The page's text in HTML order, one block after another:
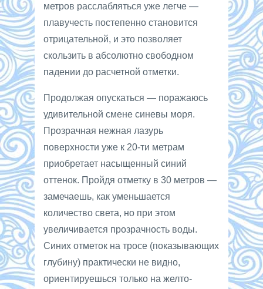
метров расслабляться уже легче —
плавучесть постепенно становится
отрицательной, и это позволяет
скользить в абсолютно свободном
падении до расчетной отметки.
Продолжая опускаться — поражаюсь
удивительной смене синевы моря.
Прозрачная нежная лазурь
поверхности уже к 20-ти метрам
приобретает насыщенный синий
оттенок. Пройдя отметку в 30 метров —
замечаешь, как уменьшается
количество света, но при этом
увеличивается прозрачность воды.
Синих отметок на тросе (показывающих
глубину) практически не видно,
ориентируешься только на желто-